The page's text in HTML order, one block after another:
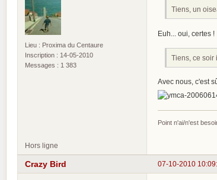
Lieu : Proxima du Centaure
Inscription : 14-05-2010
Messages : 1 383
Tiens, un
Euh... oui, certes
Tiens, ce soir
Avec nous, c'est
Point n'ai/n'est
Hors ligne
07-10-2010
Crazy Bird